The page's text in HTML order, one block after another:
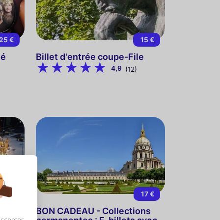
€ 15 €
Billet d'entrée coupe-File
4,9 (12)
13 € 17 €
BON CADEAU - Collections